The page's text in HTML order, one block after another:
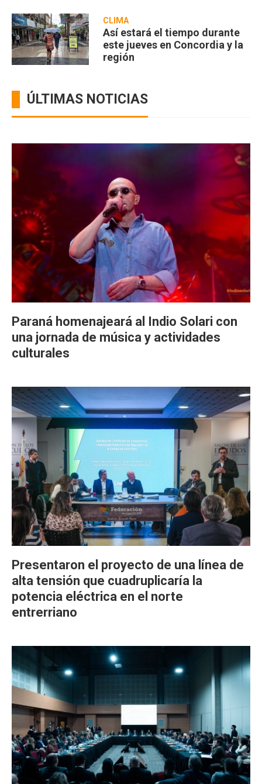
CLIMA
Así estará el tiempo durante
este jueves en Concordia y la
región
ÚLTIMAS NOTICIAS
Paraná homenajeará al Indio Solari con
una jornada de música y actividades
culturales
Presentaron el proyecto de una línea de
alta tensión que cuadruplicaría la
potencia eléctrica en el norte
entrerriano